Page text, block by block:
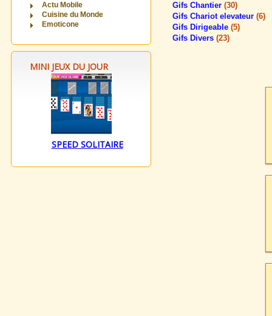
Actu Mobile
Cuisine du Monde
Emoticone
MINI JEUX DU JOUR
SPEED SOLITAIRE
Gifs Chantier (30)
Gifs Chariot elevateur (6)
Gifs Dirigeable (5)
Gifs Divers (23)